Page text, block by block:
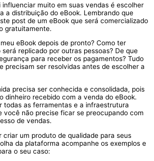
muito em suas vendas é escolher
a distribuição do eBook. Lembrando que
post de um eBook que será comercializado
gratuitamente.
eBook depois de pronto? Como ter
replicado por outras pessoas? De que
para receber os pagamentos? Tudo
precisam ser resolvidas antes de escolher a
precisa ser conhecida e consolidada, pois
dinheiro recebido com a venda do eBook.
todas as ferramentas e a infraestrutura
você não precise ficar se preocupando com
de vendas.
criar um produto de qualidade para seus
da plataforma acompanhe os exemplos e
o seu caso: